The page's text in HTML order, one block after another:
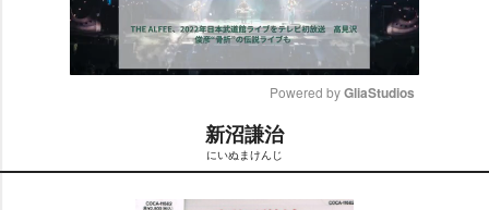
t
e
Powered by GliaStudios
新沼謙治
にいぬまけんじ